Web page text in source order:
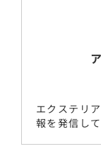
エクステリ
報を発信し